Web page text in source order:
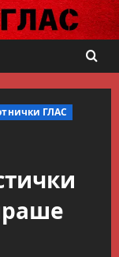
ГЛАС